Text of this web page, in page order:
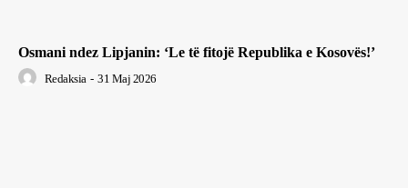
Osmani ndez Lipjanin: ‘Le të fitojë Republika e Kosovës!’
Redaksia - 31 Maj 2026